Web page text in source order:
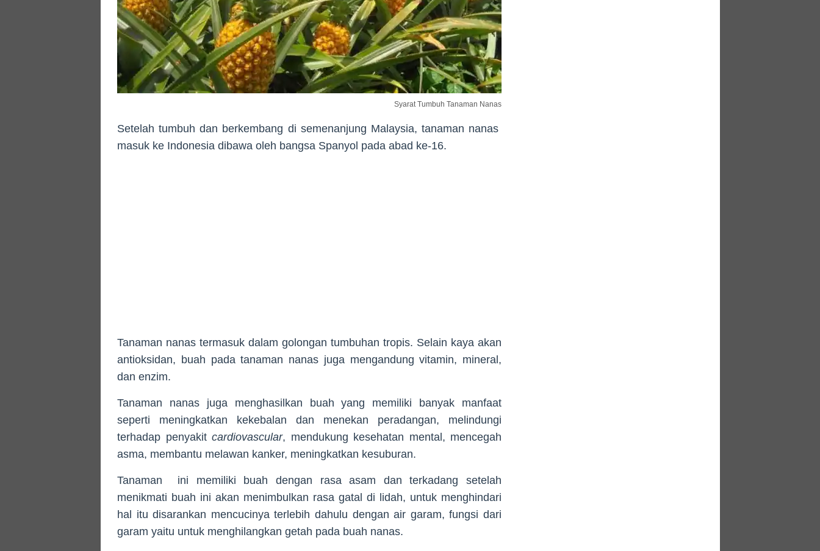
Syarat Tumbuh Tanaman Nanas
Setelah tumbuh dan berkembang di semenanjung Malaysia, tanaman nanas
masuk ke Indonesia dibawa oleh bangsa Spanyol pada abad ke-16.
Tanaman nanas termasuk dalam golongan tumbuhan tropis. Selain kaya akan
antioksidan, buah pada tanaman nanas juga mengandung vitamin, mineral,
dan enzim.
Tanaman nanas juga menghasilkan buah yang memiliki banyak manfaat
seperti meningkatkan kekebalan dan menekan peradangan, melindungi
terhadap penyakit cardiovascular, mendukung kesehatan mental, mencegah
asma, membantu melawan kanker, meningkatkan kesuburan.
Tanaman ini memiliki buah dengan rasa asam dan terkadang setelah
menikmati buah ini akan menimbulkan rasa gatal di lidah, untuk menghindari
hal itu disarankan mencucinya terlebih dahulu dengan air garam, fungsi dari
garam yaitu untuk menghilangkan getah pada buah nanas.